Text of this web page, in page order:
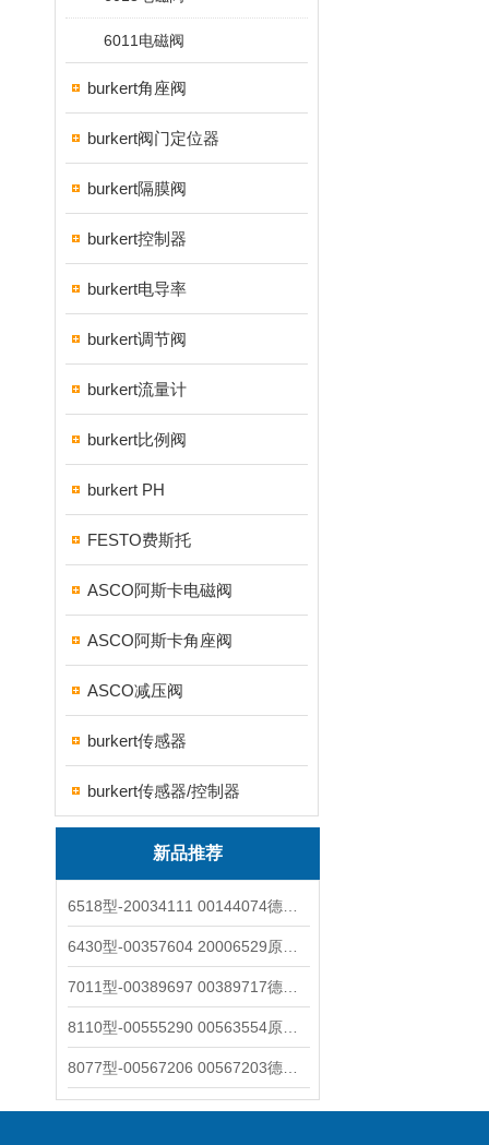
6011电磁阀
burkert角座阀
burkert阀门定位器
burkert隔膜阀
burkert控制器
burkert电导率
burkert调节阀
burkert流量计
burkert比例阀
burkert PH
FESTO费斯托
ASCO阿斯卡电磁阀
ASCO阿斯卡角座阀
ASCO减压阀
burkert传感器
burkert传感器/控制器
新品推荐